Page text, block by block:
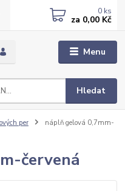
Menu
Hledat
0 ks
za 0,00 Kč
per
náplň gelová 0,7mm-
červená